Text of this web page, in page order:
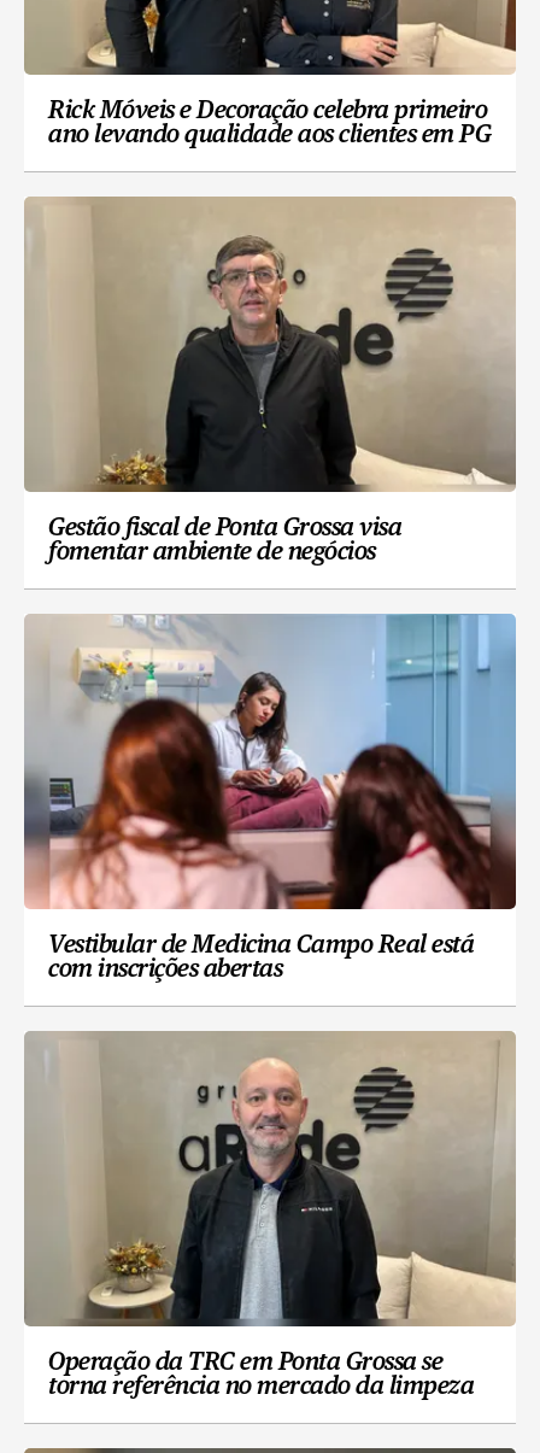
Rick Móveis e Decoração celebra primeiro
ano levando qualidade aos clientes em PG
Gestão fiscal de Ponta Grossa visa
fomentar ambiente de negócios
Vestibular de Medicina Campo Real está
com inscrições abertas
Operação da TRC em Ponta Grossa se
torna referência no mercado da limpeza